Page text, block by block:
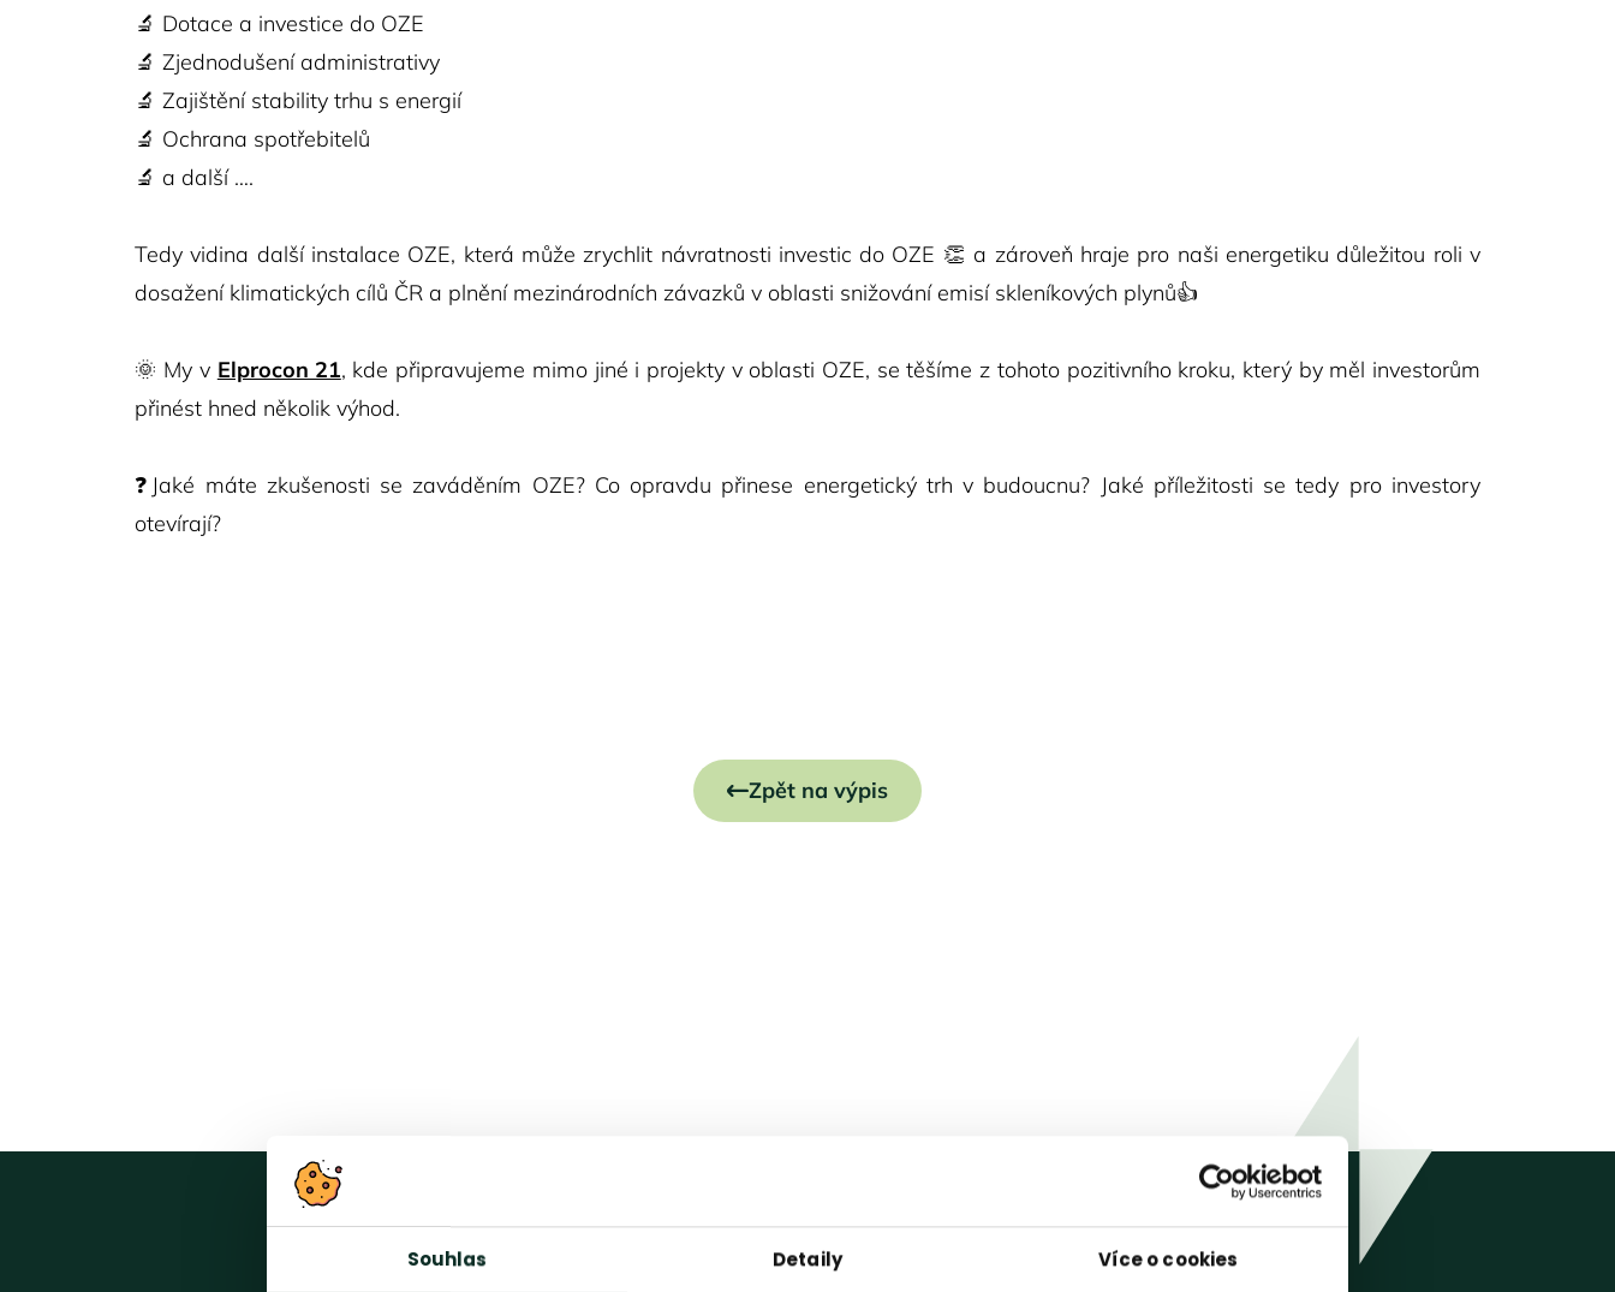
Souhlas Detaily Více o cookies
🔬 Dotace a investice do OZE
🔬 Zjednodušení administrativy
🔬 Zajištění stability trhu s energií
🔬 Ochrana spotřebitelů
🔬 a další ….
Tedy vidina další instalace OZE, která může zrychlit návratnosti investic do OZE 👏 a zároveň hraje pro naši energetiku důležitou roli v
dosažení klimatických cílů ČR a plnění mezinárodních závazků v oblasti snižování emisí skleníkových plynů👍
🌞 My v Elprocon 21, kde připravujeme mimo jiné i projekty v oblasti OZE, se těšíme z tohoto pozitivního kroku, který by měl investorům
přinést hned několik výhod.
❓Jaké máte zkušenosti se zaváděním OZE? Co opravdu přinese energetický trh v budoucnu? Jaké příležitosti se tedy pro investory
otevírají?
Zpět na výpis
NAŠI KLIENTI